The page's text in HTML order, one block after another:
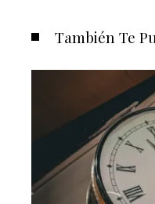
También Te